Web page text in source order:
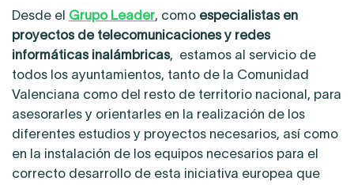
Desde el Grupo Leader, como especialistas en
proyectos de telecomunicaciones y redes
informáticas inalámbricas, estamos al servicio de
todos los ayuntamientos, tanto de la Comunidad
Valenciana como del resto de territorio nacional, para
asesorarles y orientarles en la realización de los
diferentes estudios y proyectos necesarios, así como
en la instalación de los equipos necesarios para el
correcto desarrollo de esta iniciativa europea que